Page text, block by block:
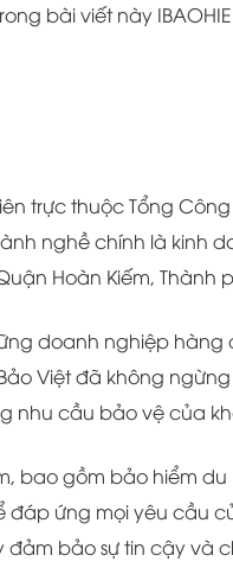
bài viết này
trực thuộc Tổng Công
nghề chính là kinh
Hoàn Kiếm, Thành
doanh nghiệp
Việt đã không
nhu cầu bảo vệ của
bao gồm bảo hiểm du
đáp ứng mọi yêu cầu
bảo sự tin cậy và